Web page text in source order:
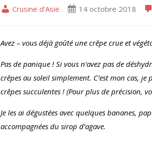
Crusine d'Asie 14 octobre 2018
Avez – vous déjà goûté une crêpe crue et
Pas de panique ! Si vous n’avez pas de
crêpes au soleil simplement. C’est mon cas,
crêpes succulentes ! (Pour plus de précision,
Je les ai dégustées avec quelques bananes,
accompagnées du sirop d’agave.